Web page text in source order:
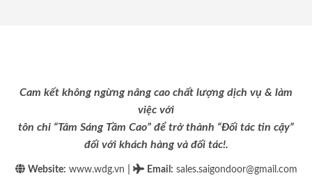
Cam kết không ngừng nâng cao chất lượng dịch vụ & làm
việc với
tôn chỉ “Tâm Sáng Tầm Cao” để trở thành “Đối tác tin cậy”
đối với khách hàng và đối tác!.
Website: www.wdg.vn Email : sales.saigondoor@gmail.com